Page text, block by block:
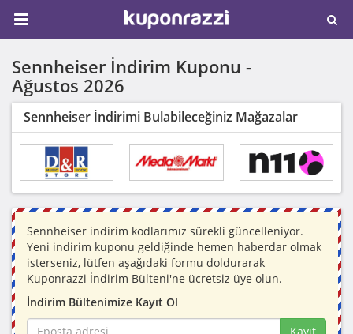
Sennheiser İndirim Kuponu -
Ağustos 2026
Sennheiser İndirimi Bulabileceğiniz Mağazalar
Sennheiser indirim kodlarımız sürekli güncelleniyor.
Yeni indirim kuponu geldiğinde hemen haberdar olmak
isterseniz, lütfen aşağıdaki formu doldurarak
Kuponrazzi İndirim Bülteni'ne ücretsiz üye olun.
İndirim Bültenimize Kayıt Ol